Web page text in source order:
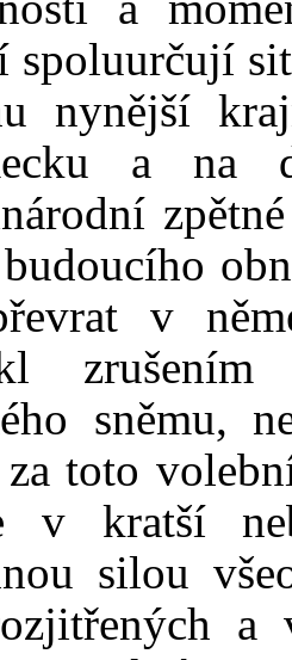
spoluurčují
nynější
a na
v
sněmu,
toto
v kratší
silou
a